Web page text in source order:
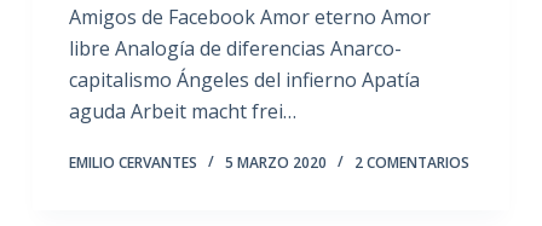
Amigos de Facebook Amor eterno Amor
libre Analogía de diferencias Anarco-
capitalismo Ángeles del infierno Apatía
aguda Arbeit macht frei…
EMILIO CERVANTES 5 MARZO 2020 2 COMENTARIOS